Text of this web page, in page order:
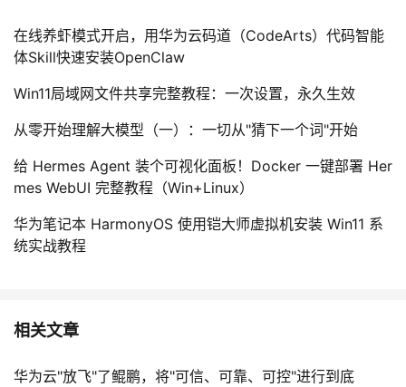
在线养虾模式开启，用华为云码道（CodeArts）代码智能
体Skill快速安装OpenClaw
Win11局域网文件共享完整教程：一次设置，永久生效
从零开始理解大模型（一）：一切从"猜下一个词"开始
给 Hermes Agent 装个可视化面板！Docker 一键部署 Her
mes WebUI 完整教程（Win+Linux）
华为笔记本 HarmonyOS 使用铠大师虚拟机安装 Win11 系
统实战教程
相关文章
华为云"放飞"了鲲鹏，将"可信、可靠、可控"进行到底